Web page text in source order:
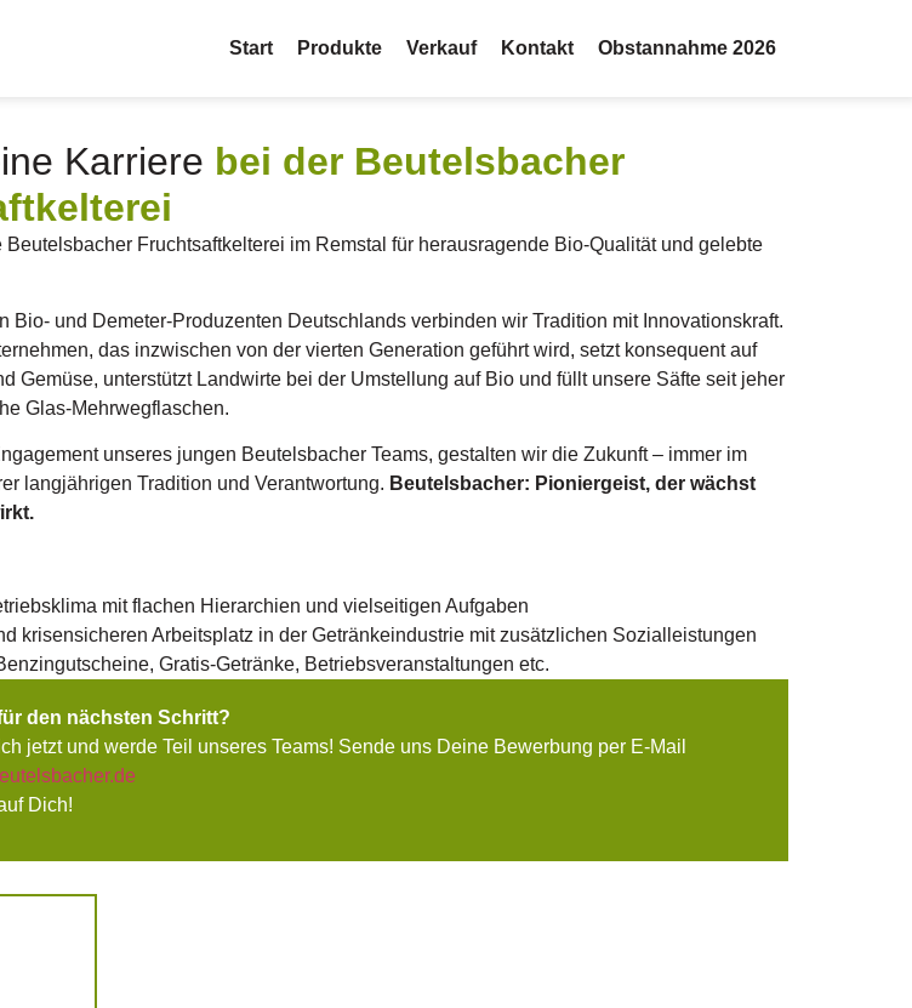
Start Produkte Verkauf Kontakt Obstannahme 2026
Karriere bei der Beutelsbacher
Beutelsbacher Fruchtsaftkelterei im Remstal für herausragende Bio-Qualität und gelebte
Bio- und Demeter-Produzenten Deutschlands verbinden wir Tradition mit Innovationskraft.
das inzwischen von der vierten Generation geführt wird, setzt konsequent auf
Gemüse, unterstützt Landwirte bei der Umstellung auf Bio und füllt unsere Säfte seit jeher
Glas-Mehrwegflaschen.
unseres jungen Beutelsbacher Teams, gestalten wir die Zukunft – immer im
langjährigen Tradition und Verantwortung. Beutelsbacher: Pioniergeist, der wächst
mit flachen Hierarchien und vielseitigen Aufgaben
krisensicheren Arbeitsplatz in der Getränkeindustrie mit zusätzlichen Sozialleistungen
Gratis-Getränke, Betriebsveranstaltungen etc.
den nächsten Schritt?
jetzt und werde Teil unseres Teams! Sende uns Deine Bewerbung per E-Mail
Dich!